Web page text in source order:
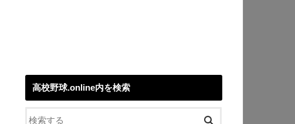
高校野球.online内を検索